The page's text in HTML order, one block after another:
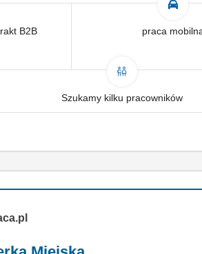
B2B praca
Szukamy kilku pracowników